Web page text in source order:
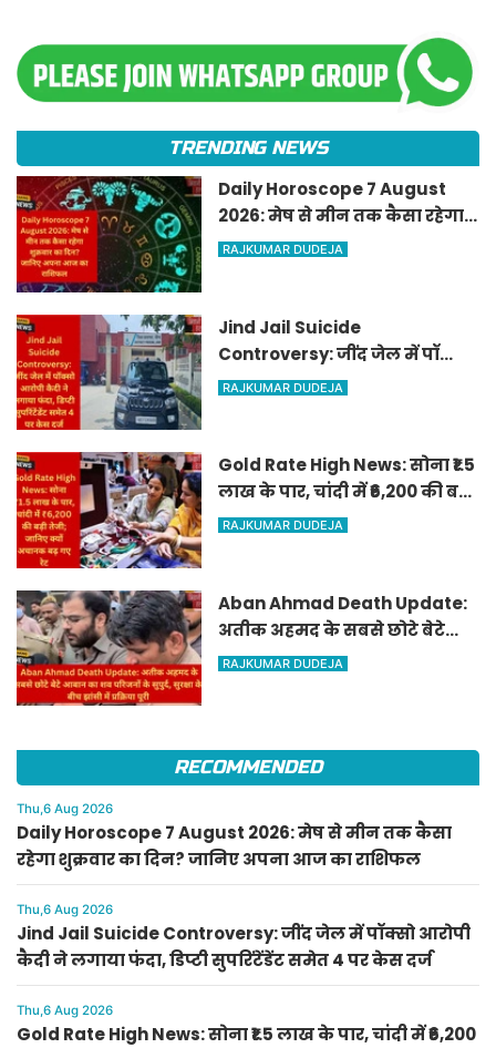
TRENDING NEWS
Daily Horoscope 7 August
2026: मेष से मीन तक कैसा रहेगा
शुक्रवार का दिन? जानिए अपना
RAJKUMAR DUDEJA
Jind Jail Suicide
Controversy: जींद जेल में पॉक्सो
आरोपी कैदी ने लगाया फंदा, डिप्टी
RAJKUMAR DUDEJA
Gold Rate High News: सोना ₹1.5
लाख के पार, चांदी में ₹6,200 की बड़ी
तेजी; जानिए क्यों अचानक बढ़ गए
RAJKUMAR DUDEJA
Aban Ahmad Death Update:
अतीक अहमद के सबसे छोटे बेटे
आबान का शव परिजनों के सुपुर्द,
RAJKUMAR DUDEJA
RECOMMENDED
Thu,6 Aug 2026
Daily Horoscope 7 August 2026: मेष से मीन तक कैसा
रहेगा शुक्रवार का दिन? जानिए अपना आज का राशिफल
Thu,6 Aug 2026
Jind Jail Suicide Controversy: जींद जेल में पॉक्सो आरोपी
कैदी ने लगाया फंदा, डिप्टी सुपरिंटेंडेंट समेत 4 पर केस दर्ज
Thu,6 Aug 2026
Gold Rate High News: सोना ₹1.5 लाख के पार, चांदी में ₹6,200